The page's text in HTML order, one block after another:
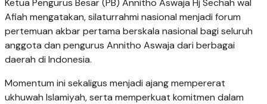
Afiah mengatakan, silaturrahmi nasional menjadi forum
pertemuan akbar pertama berskala nasional bagi seluruh
anggota dan pengurus Annitho Aswaja dari berbagai
daerah di Indonesia.
Momentum ini sekaligus menjadi ajang mempererat
ukhuwah Islamiyah, serta memperkuat komitmen dalam